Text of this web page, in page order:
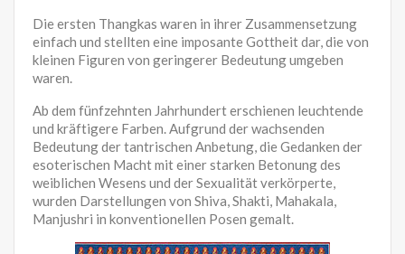
Die ersten Thangkas waren in ihrer Zusammensetzung
einfach und stellten eine imposante Gottheit dar, die von
kleinen Figuren von geringerer Bedeutung umgeben
waren.
Ab dem fünfzehnten Jahrhundert erschienen leuchtende
und kräftigere Farben. Aufgrund der wachsenden
Bedeutung der tantrischen Anbetung, die Gedanken der
esoterischen Macht mit einer starken Betonung des
weiblichen Wesens und der Sexualität verkörperte,
wurden Darstellungen von Shiva, Shakti, Mahakala,
Manjushri in konventionellen Posen gemalt.